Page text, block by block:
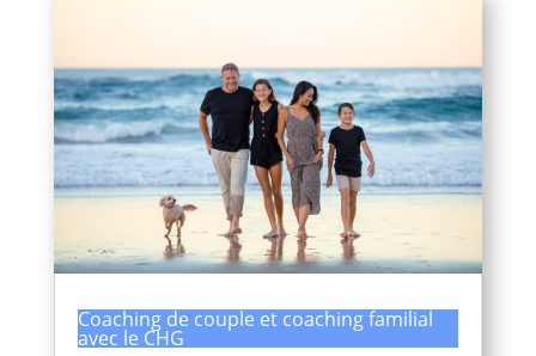
Coaching de couple et coaching familial
avec le CHG